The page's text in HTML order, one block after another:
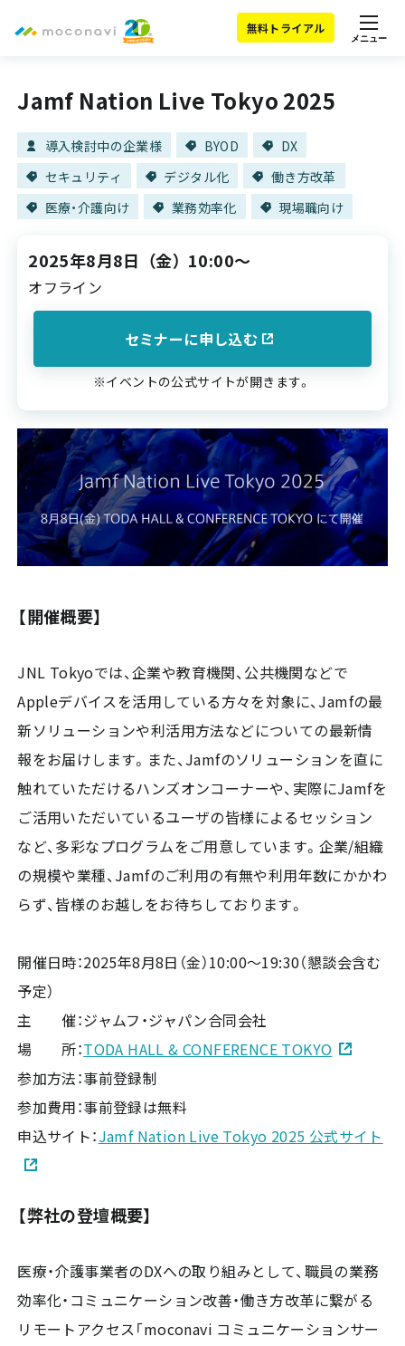
無料トライアル
メニュー
Jamf Nation Live Tokyo 2025
導入検討中の企業様 BYOD
DX
セキュリティ
デジタル化
働き方改革
医療・介護向け
業務効率化 現場職向け
2025年8月8日 （金） 10:00～
オフライン
セミナーに申し込む
※イベントの公式サイトが開きます。
【開催概要】
JNL Tokyoでは、​企業や​教育機関、​公共機関などで
Appleデバイスを​活用している​方​々を​対象に、Jamfの​最
新ソリューションや​利活用方​法などに​ついての​最新情
報を​お届けします。また、Jamfの​ソリューションを​直に​
触れていただける​ハンズオンコーナーや、​実際にJamfを​
ご活用いただいている​ユーザの​皆様に​よる​セッション
など、​多彩な​プログラムを​ご用意しています。企業/組織
の​規模や​業種、Jamfの​ご利用の​有無や​利用年数に​かかわ
らず、​皆様の​お越しを​お待ちしております。
開催日時：2025年8月8日（金）10:00〜19:30（懇談会含む
予定）
主 催：ジャムフ・ジャパン合同会社
場 所：TODA HALL & CONFERENCE TOKYO
参加方法：事前登録制
参加費用：事前登録は無料
申込サイト：Jamf Nation Live Tokyo 2025 公式サイト
【弊社の登壇概要】
医療・介護事業者のDXへの取り組みとして、職員の業務
効率化・コミュニケーション改善・働き方改革に繋がる
リモートアクセス「moconavi コミュニケーションサー